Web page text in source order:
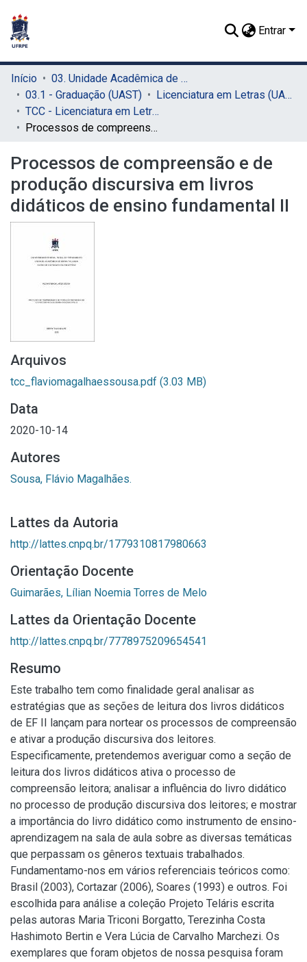
Entrar
Início
03. Unidade Acadêmica de Serra Talhada (UAST)
03.1 - Graduação (UAST)
Licenciatura em Letras (UAST)
TCC - Licenciatura em Letras (UAST)
Processos de compreensão e de produção discursiva em livros didáticos de ensino fundamental II
Processos de compreensão e de
produção discursiva em livros
didáticos de ensino fundamental II
Arquivos
tcc_flaviomagalhaessousa.pdf (3.03 MB)
Data
2020-10-14
Autores
Sousa, Flávio Magalhães.
Lattes da Autoria
http://lattes.cnpq.br/1779310817980663
Orientação Docente
Guimarães, Lílian Noemia Torres de Melo
Lattes da Orientação Docente
http://lattes.cnpq.br/7778975209654541
Resumo
Este trabalho tem como finalidade geral analisar as
estratégias que as seções de leitura dos livros didáticos
de EF II lançam para nortear os processos de compreensão
e ativar a produção discursiva dos leitores.
Especificamente, pretendemos averiguar como a seção de
leitura dos livros didáticos ativa o processo de
compreensão leitora; analisar a influência do livro didático
no processo de produção discursiva dos leitores; e mostrar
a importância do livro didático como instrumento de ensino-
aprendizagem na sala de aula sobre as diversas temáticas
que perpassam os gêneros textuais trabalhados.
Fundamentamo-nos em vários referenciais teóricos como:
Brasil (2003), Cortazar (2006), Soares (1993) e outros. Foi
escolhida para análise a coleção Projeto Teláris escrita
pelas autoras Maria Triconi Borgatto, Terezinha Costa
Hashimoto Bertin e Vera Lúcia de Carvalho Marchezi. Os
exemplares que foram objetos de nossa pesquisa foram